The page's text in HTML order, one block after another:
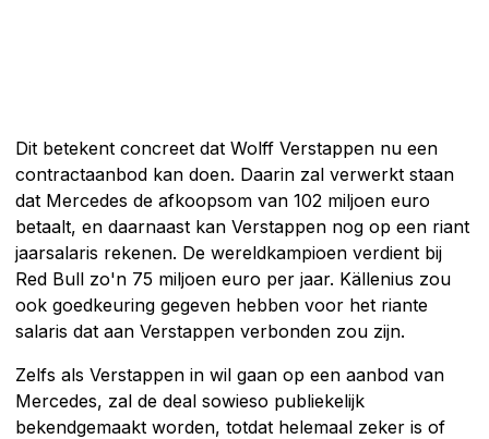
Dit betekent concreet dat Wolff Verstappen nu een
contractaanbod kan doen. Daarin zal verwerkt staan
dat Mercedes de afkoopsom van 102 miljoen euro
betaalt, en daarnaast kan Verstappen nog op een riant
jaarsalaris rekenen. De wereldkampioen verdient bij
Red Bull zo'n 75 miljoen euro per jaar. Källenius zou
ook goedkeuring gegeven hebben voor het riante
salaris dat aan Verstappen verbonden zou zijn.
Zelfs als Verstappen in wil gaan op een aanbod van
Mercedes, zal de deal sowieso publiekelijk
bekendgemaakt worden, totdat helemaal zeker is of